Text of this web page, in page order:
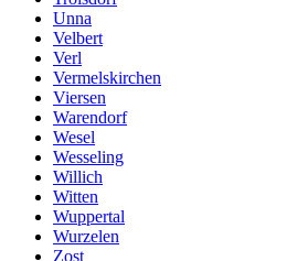
Unna
Velbert
Verl
Vermelskirchen
Viersen
Warendorf
Wesel
Wesseling
Willich
Witten
Wuppertal
Wurzelen
Zost